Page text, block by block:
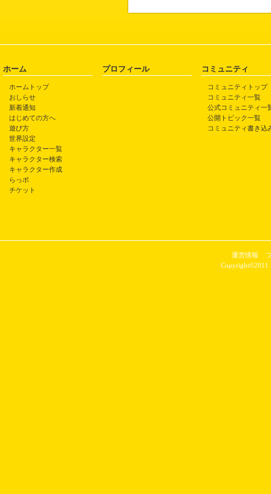
ホーム
ホームトップ
おしらせ
新着通知
はじめての方へ
遊び方
世界設定
キャラクター一覧
キャラクター検索
キャラクター作成
らっポ
チケット
プロフィール コミュニティ
コミュニティトップ
コミュニティ一覧
公式コミュニティ一
公開トピック一覧
コミュニティ書き込
運営情報
Copyright©2011